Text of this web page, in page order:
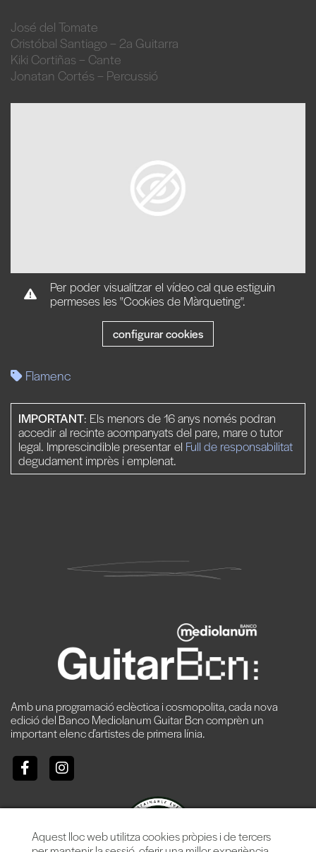
José del Tomate
Cristóbal Santiago – 2a Guitarra
Kiki Cortiñas – Cante
Jonatan Cortés – Percussió
Per poder visualitzar el vídeo cal que estiguin
permeses les "Cookies de Màrqueting".
configurar cookies
Flamenc
IMPORTANT: Els menors de 16 anys només podran
accedir al recinte acompanyats del pare, mare o tutor
legal. Imprescindible presentar el Full de responsabilitat
degudament imprès i emplenat.
Amb una programació eclèctica i cosmopolita, cada nova
edició del Banco Mediolanum Guitar Bcn comprèn un
important elenc d’artistes de primera línia.
Aquest lloc web utilitza cookies pròpies i de tercers